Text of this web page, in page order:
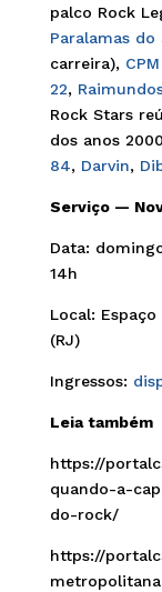
palco Rock
Paralamas do
carreira), CPM
22,
Rock Stars
dos anos
84, Darvin,
Serviço —
Data:
14h
Local:
(RJ)
Ingressos:
Leia também
https://
quando-a-
do-rock/
https://